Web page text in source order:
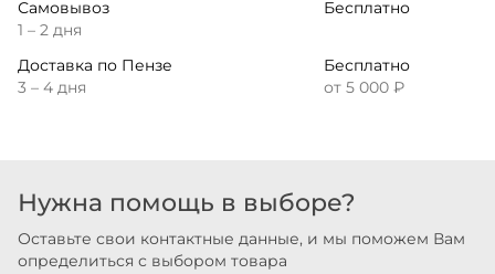
Самовывоз
1 – 2 дня
Бесплатно
Доставка по Пензе
3 – 4 дня
Бесплатно
от 5 000 ₽
Нужна помощь в выборе?
Оставьте свои контактные данные, и мы поможем Вам
определиться с выбором товара